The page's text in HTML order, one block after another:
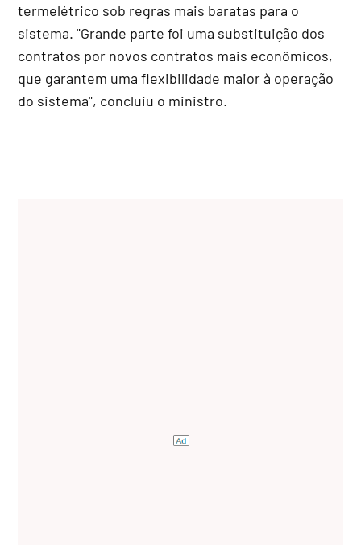
termelétrico sob regras mais baratas para o
sistema. "Grande parte foi uma substituição dos
contratos por novos contratos mais econômicos,
que garantem uma flexibilidade maior à operação
do sistema", concluiu o ministro.